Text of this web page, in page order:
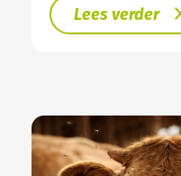
Lees verder